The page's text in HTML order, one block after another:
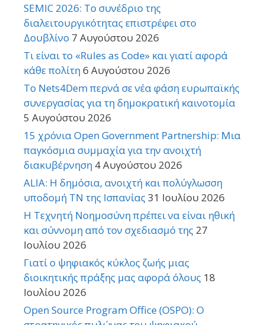
SEMIC 2026: Το συνέδριο της
διαλειτουργικότητας επιστρέφει στο
Δουβλίνο 7 Αυγούστου 2026
Τι είναι το «Rules as Code» και γιατί αφορά
κάθε πολίτη6 Αυγούστου 2026
Το Nets4Dem περνά σε νέα φάση ευρωπαϊκής
συνεργασίας για τη δημοκρατική καινοτομία
5 Αυγούστου 2026
15 χρόνια Open Government Partnership: Μια
παγκόσμια συμμαχία για την ανοιχτή
διακυβέρνηση 4 Αυγούστου 2026
ALIA: Η δημόσια, ανοιχτή και πολύγλωσση
υποδομή ΤΝ της Ισπανίας 31 Ιουλίου 2026
Η Τεχνητή Νοημοσύνη πρέπει να είναι ηθική
και σύννομη από τον σχεδιασμό της 27
Ιουλίου 2026
Γιατί ο ψηφιακός κύκλος ζωής μιας
διοικητικής πράξης μας αφορά όλους 18
Ιουλίου 2026
Open Source Program Office (OSPO): Ο